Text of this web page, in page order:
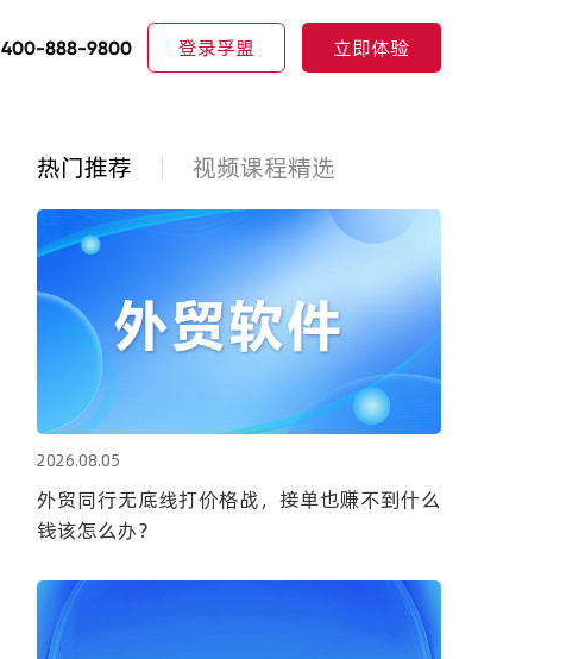
400-888-9800 登录孚盟 立即体验
热门推荐 视频课程精选
2026.08.05
外贸同行无底线打价格战，接单也赚不到什么
钱该怎么办？